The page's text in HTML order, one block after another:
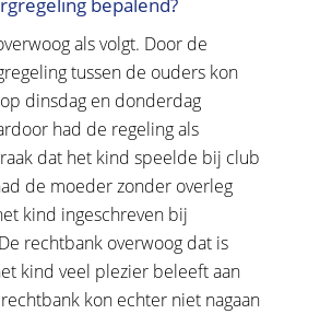
als volgt. Door de
tussen de ouders kon
dinsdag en donderdag
had de regeling als
dat het kind speelde bij club
de moeder zonder overleg
kind ingeschreven bij
rechtbank overwoog dat is
kind veel plezier beleeft aan
kon echter niet nagaan